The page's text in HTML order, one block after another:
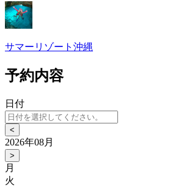
サマーリゾート沖縄
予約内容
日付
<
2026年08月
>
月
火